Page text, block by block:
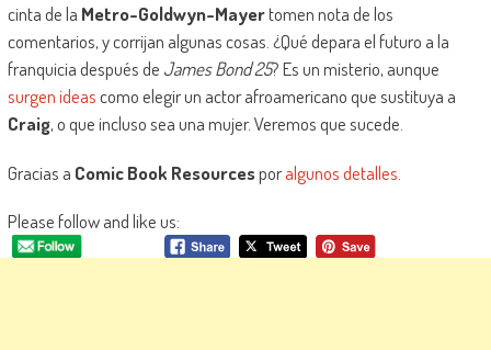
cinta de la Metro-Goldwyn-Mayertomen nota de los
comentarios, y corrijan algunas cosas. ¿Qué depara el futuro a la
franquicia después de James Bond 25? Es un misterio, aunque
surgen ideascomo elegir un actor afroamericano que sustituya a
Craig, o que incluso sea una mujer. Veremos que sucede.
Gracias a Comic Book Resourcesporalgunos detalles
Please follow and like us: